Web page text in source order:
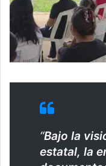
“Bajo la
estatal, la